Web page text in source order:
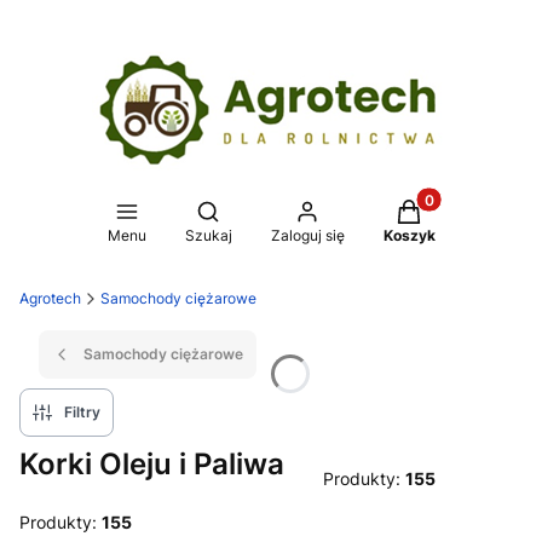
Menu
Otwórz wyszukiwarkę
Szukaj Zaloguj się
Produkty w
Koszyk
Agrotech Samochody ciężarowe
Samochody ciężarowe
Filtry
Korki Oleju i Paliwa Produkty: 155
Produkty: 155